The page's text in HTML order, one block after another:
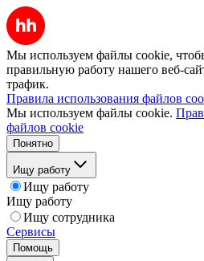
Мы используем файлы cookie,
правильную работу нашего веб-
трафик.
Правила использования файлов
Мы используем файлы cookie.
файлов cookie
Понятно
Ищу работу
Ищу работу
Ищу работу
Ищу сотрудника
Сервисы
Помощь